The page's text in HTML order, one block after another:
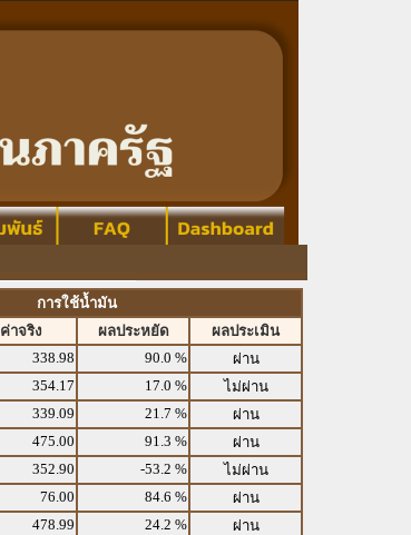
การใช้น้ำมัน
ค่าจริง ผลประหยัด
ผลประเมิน
338.98 90.0 %
ผ่าน
354.17 17.0 %
ไม่ผ่าน
339.09 21.7 %
ผ่าน
475.00 91.3 %
ผ่าน
352.90 -53.2 %
ไม่ผ่าน
76.00 84.6 %
ผ่าน
478.99 24.2 %
ผ่าน